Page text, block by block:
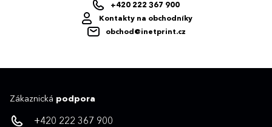
+420 222 367 900
Kontakty na obchodníky
obchod@inetprint.cz
Zákaznická podpora
+420 222 367 900